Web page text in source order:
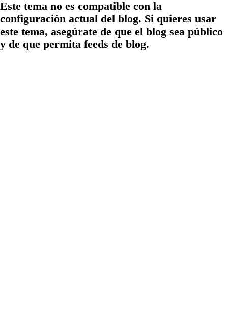
Este tema no es compatible con la
configuración actual del blog. Si quieres usar
este tema, asegúrate de que el blog sea público
y de que permita feeds de blog.